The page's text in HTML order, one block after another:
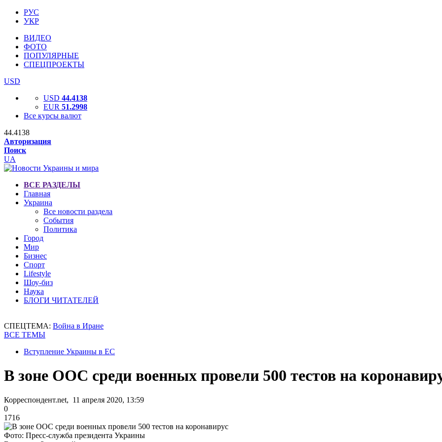
РУС
УКР
ВИДЕО
ФОТО
ПОПУЛЯРНЫЕ
СПЕЦПРОЕКТЫ
USD
USD 44.4138
EUR 51.2998
Все курсы валют
44.4138
Авторизация
Поиск
UA
ВСЕ РАЗДЕЛЫ
Главная
Украина
Все новости раздела
События
Политика
Город
Мир
Бизнес
Спорт
Lifestyle
Шоу-биз
Наука
БЛОГИ ЧИТАТЕЛЕЙ
СПЕЦТЕМА: Война в Иране
ВСЕ ТЕМЫ
Вступление Украины в ЕС
В зоне ООС среди военных провели 500 тестов на
Корреспондент.net, 11 апреля 2020, 13:59
0
1716
Фото: Пресс-служба президента Украины